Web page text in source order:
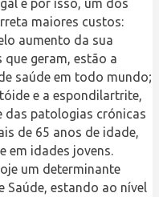
e por isso, um dos
maiores custos:
aumento da sua
que geram, estão a
saúde em todo mundo;
e a espondilartrite,
das patologias crónicas
de 65 anos de idade,
em idades jovens.
um determinante
Saúde, estando ao nível